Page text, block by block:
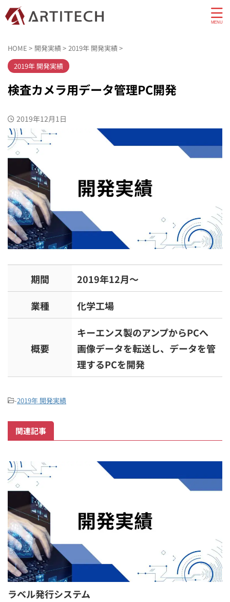
HOME > 開発実績> 2019年 開発実績>
2019年 開発実績
検査カメラ用データ管理PC開発
2019年12月1日
期間
2019年12月～
業種
化学工場
概要
キーエンス製のアンプからPCへ
画像データを転送し、データを管
理するPCを開発
-2019年 開発実績
関連記事
ラベル発行システム